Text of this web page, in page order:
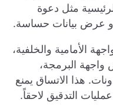
مثل دعوة
أو عرض بيانات حساسة.
الأمامية والخلفية،
واجهة البرمجة،
هذا الاتساق يمنع
التدقيق لاحقاً.